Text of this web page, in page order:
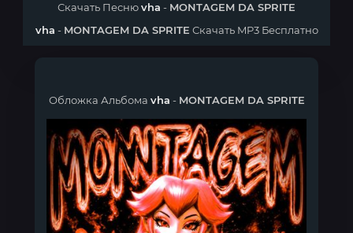
Скачать Песнюvha - MONTAGEM DA SPRITE
vha - MONTAGEM DA SPRITE Скачать MP3 Бесплатно
Обложка Альбома vha - MONTAGEM DA SPRITE